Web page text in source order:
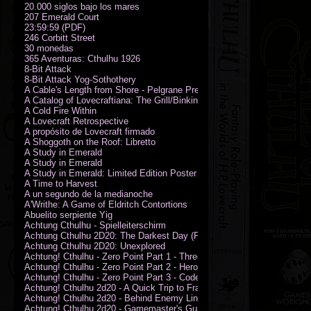
20.000 siglos bajo los mares
207 Emerald Court
23:59:59 (PDF)
246 Corbitt Street
30 monedas
365 Aventuras: Cthulhu 1926
8-Bit Attack
8-Bit Attack Yog-Sothothery
A Cable's Length from Shore - Pelgrane Press' FreeRPG 2018 (PDF)
A Catalog of Lovecraftiana: The Grill/Binkin Collection
A Cold Fire Within
A Lovecraft Retrospective
A propósito de Lovecraft firmado
A Shoggoth on the Roof: Libretto
A Study in Emerald
A Study in Emerald
A Study in Emerald: Limited Edition Poster (Neil Gaiman)
A Time to Harvest
A un segundo de la medianoche
A'Writhe: A Game of Eldritch Contortions
Abuelito serpiente Yig
Achtung Cthulhu - Spielleiterschirm
Achtung Cthulhu 2D20: The Darkest Day (PDF)
Achtung Cthulhu 2D20: Unexplored
Achtung! Cthulhu - Zero Point Part 1 - Three Kings
Achtung! Cthulhu - Zero Point Part 2 - Heroes of the Sea
Achtung! Cthulhu - Zero Point Part 3 - Code of Honour (PDF)
Achtung! Cthulhu 2d20 - A Quick Trip to France (PDF)
Achtung! Cthulhu 2d20 - Behind Enemy Lines
Achtung! Cthulhu 2d20 - Gamemaster's Guide